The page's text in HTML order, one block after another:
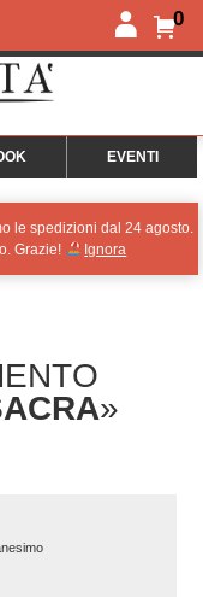
0
EVENTI
le spedizioni dal 24 agosto.
Grazie!
Ignora
»